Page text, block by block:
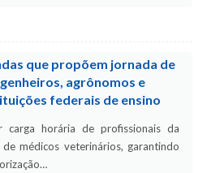
que propõem jornada de
agrônomos e
federais de ensino
carga horária de profissionais da
médicos veterinários, garantindo